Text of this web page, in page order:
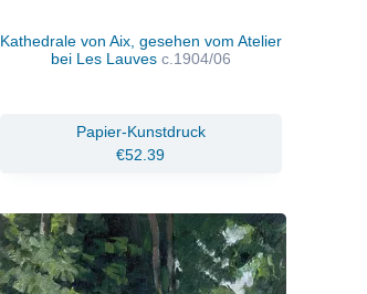
Kathedrale von Aix, gesehen vom Atelier
bei Les Lauves c.1904/06
Papier-Kunstdruck
€52.39